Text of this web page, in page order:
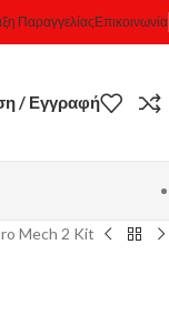
ΠαραγγελίαςΕπικοινωνία
/ Εγγραφή
Mech 2 Kit